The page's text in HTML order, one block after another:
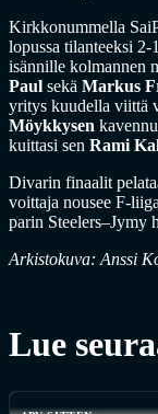
Kirkkonummella
lopussa tilanteeksi 2-
isännille kolmannen
Paul sekä Markus
yritys kuudella viittä
Möykkysen
kuittasi sen Rami
Divarin finaalit
voittaja nousee F-
parin Steelers–Jymy
Arkistokuva: Anssi
Lue